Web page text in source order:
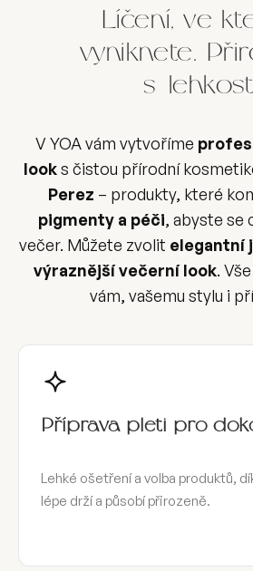
Líčení, ve
vyniknete.
s
V YOA vám vytvoříme
looks čistou přírodní
Perez – produkty, které
pigmenty a péči, abyste se
večer. Můžete zvolit elegantní
výraznější večerní look.
vám, vašemu stylu i
Příprava pleti pro
Lehké ošetření a volba produktů,
lépe drží a působí přirozeně.